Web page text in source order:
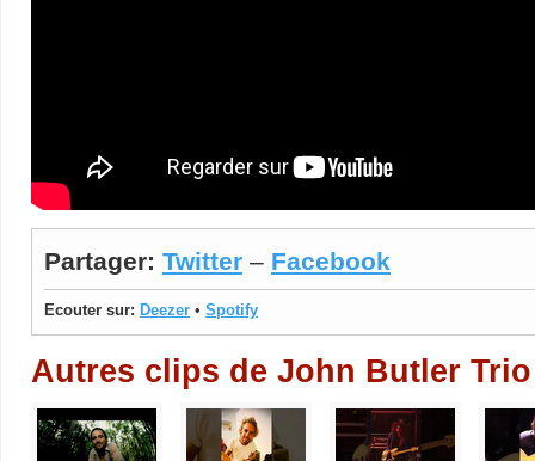
Partager: Twitter – Facebook
Ecouter sur: Deezer • Spotify
Autres clips de John Butler Trio